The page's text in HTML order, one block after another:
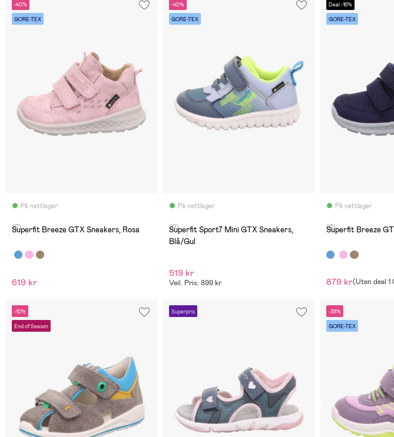
-40%
GORE-TEX
På nettlager
(2)
Superfit Breeze GTX Sneakers, Rosa
619 kr
-40%
GORE-TEX
På nettlager
(0)
Superfit Sport7 Mini GTX Sneakers,
Blå/Gul
519 kr
Veil. Pris: 899 kr
Deal -16%
GORE-TEX
På nettlager
(2)
Superfit Breeze
879 kr(Uten deal 1
-10%
End of Season
Superpris -38%
GORE-TEX